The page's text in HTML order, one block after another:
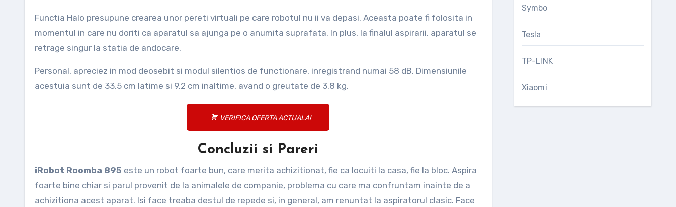
Functia Halo presupune crearea unor pereti virtuali pe care robotul nu ii va depasi. Aceasta poate fi folosita in
momentul in care nu doriti ca aparatul sa ajunga pe o anumita suprafata. In plus, la finalul aspirarii, aparatul se
retrage singur la statia de andocare.
Personal, apreciez in mod deosebit si modul silentios de functionare, inregistrand numai 58 dB. Dimensiunile
acestuia sunt de 33.5 cm latime si 9.2 cm inaltime, avand o greutate de 3.8 kg.
VERIFICA OFERTA ACTUALA!
Concluzii si Pareri
iRobot Roomba 895 este un robot foarte bun, care merita achizitionat, fie ca locuiti la casa, fie la bloc. Aspira
foarte bine chiar si parul provenit de la animalele de companie, problema cu care ma confruntam inainte de a
achizitiona acest aparat. Isi face treaba destul de repede si, in general, am renuntat la aspiratorul clasic. Face
Symbo
Tesla
TP-LINK
Xiaomi